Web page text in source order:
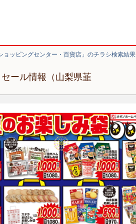
ョッピングセンター・百貨店」のチラシ検索結果
ール情報（山梨県韮